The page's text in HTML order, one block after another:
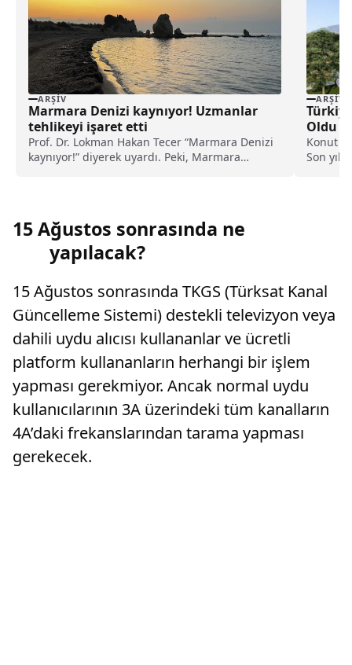
ARŞIV
Marmara Denizi kaynıyor! Uzmanlar
tehlikeyi işaret etti
Prof. Dr. Lokman Hakan Tecer “Marmara Denizi
kaynıyor!” diyerek uyardı. Peki, Marmara
ARŞIV
Oldu
Konut
Son
15 Ağustos sonrasında ne
yapılacak?
15 Ağustos sonrasında TKGS (Türksat Kanal
Güncelleme Sistemi) destekli televizyon veya
dahili uydu alıcısı kullananlar ve ücretli
platform kullananların herhangi bir işlem
yapması gerekmiyor. Ancak normal uydu
kullanıcılarının 3A üzerindeki tüm kanalların
4A’daki frekanslarından tarama yapması
gerekecek.